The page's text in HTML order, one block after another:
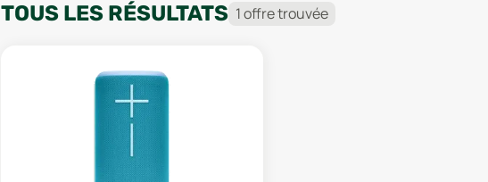
TOUS LES RÉSULTATS 1offretrouvée